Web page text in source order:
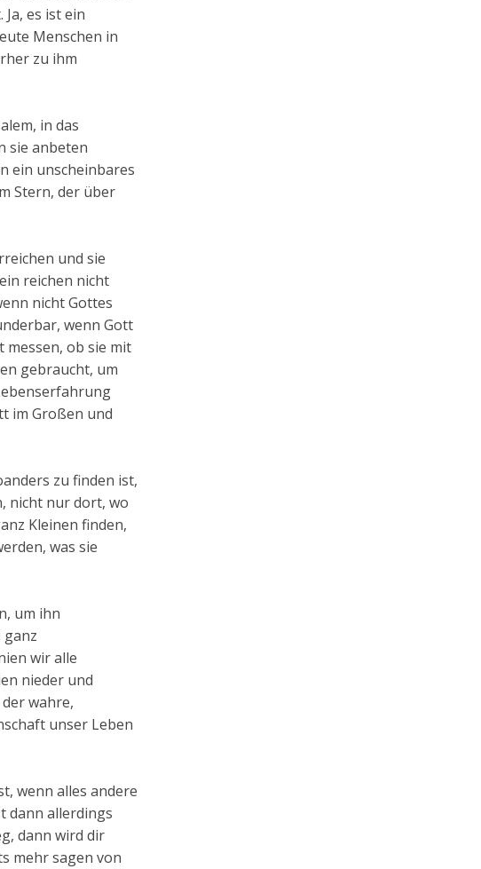
es ist ein
Menschen in
zu ihm
in das
sie anbeten
ein unscheinbares
Stern, der über
und sie
reichen nicht
nicht Gottes
wenn Gott
messen, ob sie mit
gebraucht, um
im Großen und
zu finden ist,
nicht nur dort, wo
Kleinen finden,
was sie
um ihn
ganz
wir alle
nieder und
wahre,
unser Leben
wenn alles andere
dann allerdings
dann wird dir
mehr sagen von